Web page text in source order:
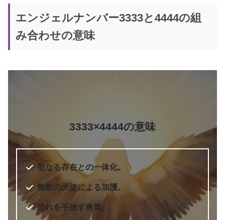
エンジェル・ナンバー 実践編 願い
ダイヤモンド社
出版年 2010年7月
5桁のエンジェルナンバー
6桁のエンジェルナンバー
エンジェルナンバー3333と4444の組
み合わせの意味
3333×4444の意味
聖なる存在との一体化。
無数の天使による加護。
恐れを手放す勇気。